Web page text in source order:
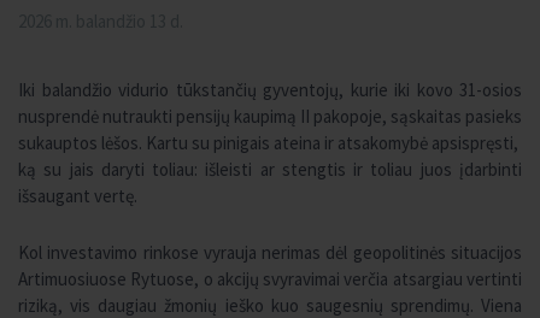
Iki balandžio vidurio tūkstančių gyventojų, kurie iki kovo 31-osios
nusprendė nutraukti pensijų kaupimą II pakopoje, sąskaitas pasieks
sukauptos lėšos. Kartu su pinigais ateina ir atsakomybė apsispręsti,
ką su jais daryti toliau: išleisti ar stengtis ir toliau juos įdarbinti
išsaugant vertę.
Kol investavimo rinkose vyrauja nerimas dėl geopolitinės situacijos
Artimuosiuose Rytuose, o akcijų svyravimai verčia atsargiau vertinti
riziką, vis daugiau žmonių ieško kuo saugesnių sprendimų. Viena